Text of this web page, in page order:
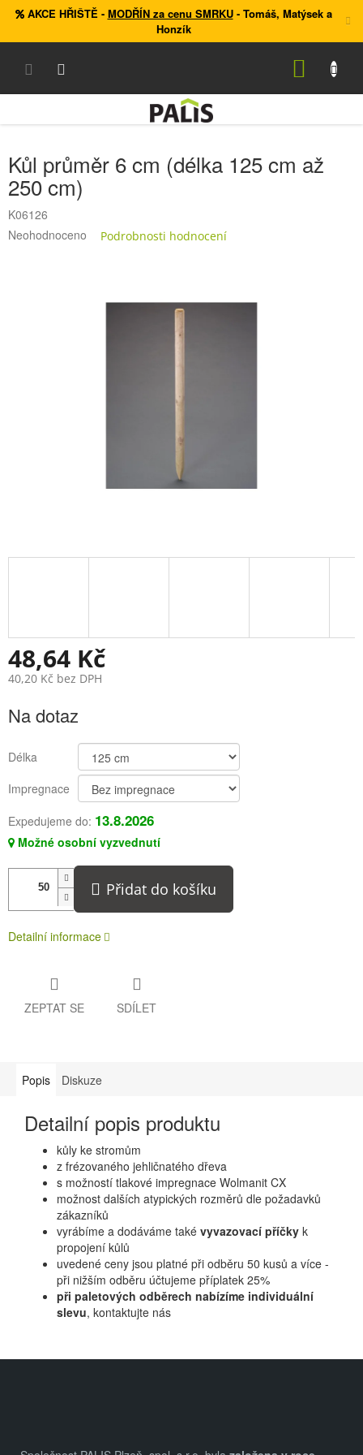
Přejít
obsah
AKCE HŘIŠTĚ- MODŘÍN za cenu SMRKU- Tomáš, Matýsek a
Honzík
Kůl průměr 6 cm (délka 125 cm až
250 cm)
K06126
Průměrné
Neohodnoceno Podrobnosti hodnocení
48,64 Kč
40,20 Kč bez DPH
cena:
Na dotaz
Délka
Impregnace
Expedujeme do: 13.8.2026
Možné osobní vyzvednutí
Přidat do košíku
Detailní informace
ZEPTAT SE SDÍLET
Popis Diskuze
Detailní popis produktu
kůly ke stromům
z frézovaného jehličnatého dřeva
s možností tlakové impregnace Wolmanit CX
možnost dalších atypických rozměrů dle požadavků
zákazníků
vyrábíme a dodáváme také vyvazovací příčky k
propojení kůlů
uvedené ceny jsou platné při odběru 50 kusů a více -
při nižším odběru účtujeme příplatek 25%
při paletových odběrech nabízíme individuální
slevu, kontaktujte nás